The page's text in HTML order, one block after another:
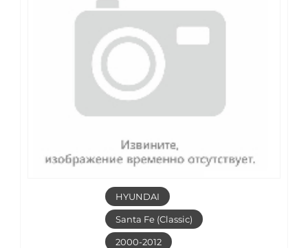
HYUNDAI
Santa Fe (Classic)
2000-2012